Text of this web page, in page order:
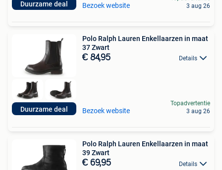
Duurzame deal Bezoek website
3 aug 26
Duurzame deal
Polo Ralph Lauren Enkellaarzen in maat
37 Zwart
€ 84,95 Details
Bezoek website
Topadvertentie
3 aug 26
Polo Ralph Lauren Enkellaarzen in maat
39 Zwart
€ 69,95 Details